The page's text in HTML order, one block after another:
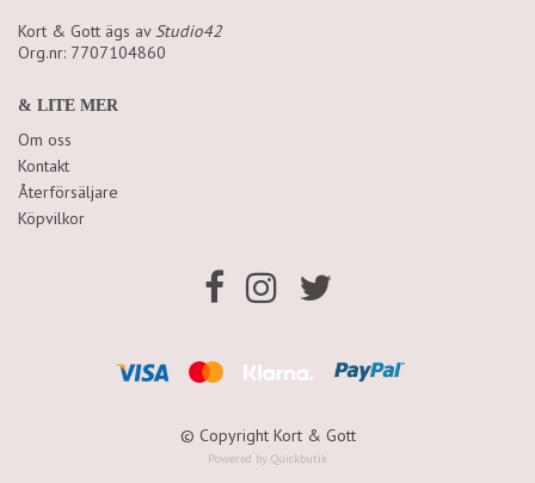
Kort & Gott ägs av Studio42
Org.nr: 7707104860
& LITE MER
Om oss
Kontakt
Återförsäljare
Köpvilkor
© Copyright Kort & Gott
Powered by Quickbutik